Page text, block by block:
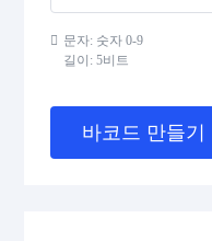
문자: 숫자 0-9
길이: 5비트
바코드 만들기